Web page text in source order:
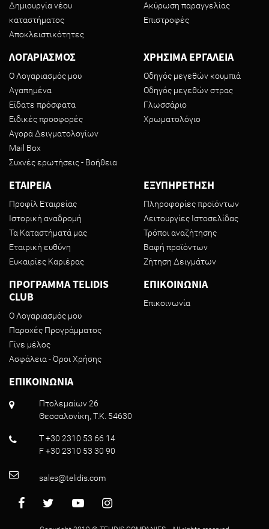
Δημιουργία νέου
καταστήματος
Αποκλειστικότητες
Ακύρωση παραγγελίας
Επιστροφές
ΛΟΓΑΡΙΑΣΜΟΣ
Ο Λογαριασμός μου
Αγαπημένα
Είδατε πρόσφατα
Ειδικές προσφορές
Αγορά Δειγματολογίων
Mail Box
Συχνές ερωτήσεις - Βοήθεια
ΧΡΗΣΙΜΑ ΕΡΓΑΛΕΙΑ
Οδηγός μεγεθών κουμπιά
Οδηγός μεγεθών στρας
Γλωσσάριο
Χρωματολόγιο
ΕΤΑΙΡΕΙΑ
Προφίλ Εταιρείας
Ιστορική αναδρομή
Τα Καταστήματά μας
Εταιρική ευθύνη
Ευκαιρίες Καριέρας
ΕΞΥΠΗΡΕΤΗΣΗ
Πληροφορίες προϊόντων
Λειτουργίες Ιστοσελίδας
Τρόποι αναζήτησης
Βαφή προϊόντων
Ζήτηση Δειγμάτων
ΠΡΟΓΡΑΜΜΑ TELIDIS
CLUB
Ο Λογαριασμός μου
Παροχές Προγράμματος
Γίνε μέλος
Ασφάλεια - Όροι Χρήσης
ΕΠΙΚΟΙΝΩΝΙΑ
Επικοινωνία
ΕΠΙΚΟΙΝΩΝΙΑ
Πτολεμαίων 26
Θεσσαλονίκη, T.K. 54630
T +30 2310 53 66 14
F +30 2310 53 30 90
sales@telidis.com